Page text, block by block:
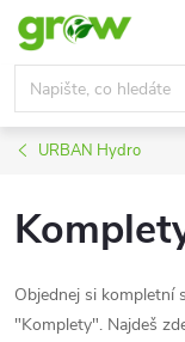
Přejít
obsah
URBAN Hydro
Objednej si kompletní
"Komplety". Najdeš